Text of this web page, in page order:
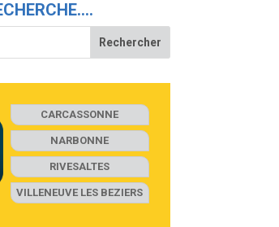
CARCASSONNE
NARBONNE
RIVESALTES
VILLENEUVE LES BEZIERS